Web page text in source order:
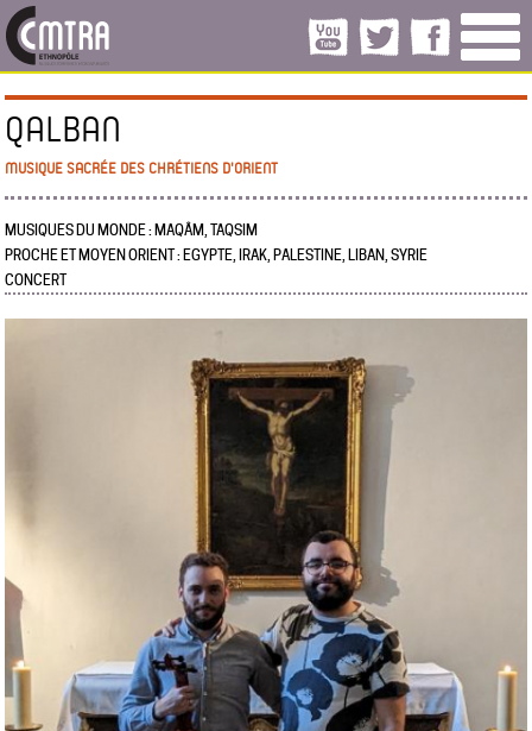
QALBAN
MUSIQUE SACRÉE DES CHRÉTIENS D'ORIENT
MUSIQUES DU MONDE : MAQÂM, TAQSIM
PROCHE ET MOYEN ORIENT : EGYPTE, IRAK, PALESTINE, LIBAN, SYRIE
CONCERT